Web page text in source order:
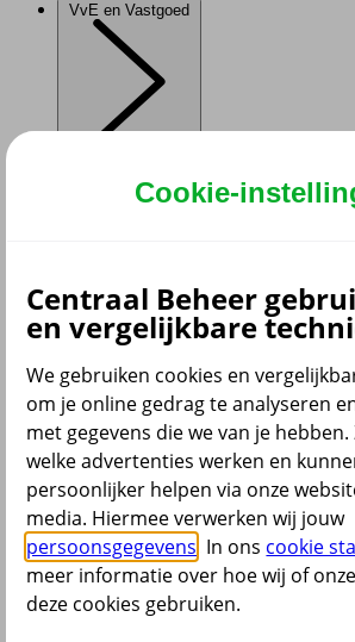
VvE en Vastgoed
terug
Bedrijfsverzekeringen
Zakelijke Autoverzekering
Bestelautoverzekering
Bedrijfsaansprakelijkheidsverzekering
Beroepsaansprakelijkheidsverzekering
Zakelijke rechtsbijstandverzekering
CAR-verzekering
Gebouwenverzekering
Bedrijfsschadeverzekering
Inventarisverzekering
Voorraadverzekering
Cookie-
Centraal Beheer
en vergelijkbare
We gebruiken cookies en
om je online gedrag te analyseren
met gegevens die we van je
welke advertenties werken en
persoonlijker helpen via onze
media. Hiermee verwerken wij jouw
persoonsgegevens . In ons cookie
meer informatie over hoe wij of onze
deze cookies gebruiken.